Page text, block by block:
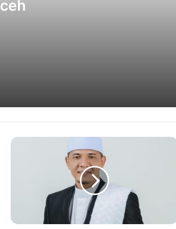
Kejari Banda Aceh Eksekusi Lima
Pemerintah Aceh Keluarkan SE
Tentang Jam Kerja ASN Selama
Ramadan
UIN Ar-Raniry Raih Penghargaan
Satker Terbaik Penyusun Laporan
Keuangan PTKIN